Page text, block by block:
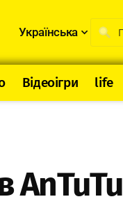
Українська
Відеоігри life
AnTuTu